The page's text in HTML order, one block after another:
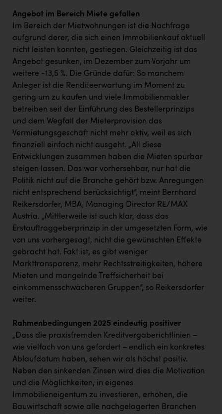
Angebot im Bereich Miete gefallen
Im Bereich der Mietwohnungen ist die Nachfrage
aufgrund derer, die sich einen Immobilienkauf aktuell
nicht leisten konnten, gestiegen. Gleichzeitig ist das
Angebot gesunken, im Dezember zum Vorjahr um
weitere -13,5 %. Die Gründe dafür: So manchem
Anleger ist die Renditeerwartung im Moment zu
gering um zu kaufen und viele Immobilienmakler
betreiben seit der Einführung des Bestellerprinzips
und dem Wegfall der Mieterprovision das
Vermietungsgeschäft nicht mehr aktiv, weil es sich
finanziell einfach nicht ausgeht. „All diese
Entwicklungen zusammen haben die Mieten spürbar
steigen lassen. Das war vorhersehbar, nur hat die
Politik nicht auf die Branche gehört bzw. Anregungen
nicht entsprechend berücksichtigt“, meint Bernhard
Reikersdorfer, MBA, Managing Director RE/MAX
Austria. „Mittlerweile ist auch klar, dass das
Erstauftraggeberprinzip in der umgesetzten Form, wie
von uns vorhergesagt, nicht die gewünschten Effekte
gebracht hat. Fakt ist, es gibt weniger
Markttransparenz, mehr Rechtsstreitigkeiten, höhere
Mieten und mangelnde Treffsicherheit bei
einkommensschwächeren Gruppen“, so Reikersdorfer
weiter.
Rahmenbedingungen 2025 eindeutig positiver
„Dass die praxisfremden Kreditvergaberichtlinien –
wie vielfach von uns gefordert – endlich ein konkretes
Ablaufdatum haben, sehen wir als höchst positiv.
Neben den sinkenden Zinsen wird dies die Motivation
und die Möglichkeiten, in eigenes
Immobilieneigentum zu investieren, erhöhen, die
Bauwirtschaft sowie alle nachgelagerten Branchen